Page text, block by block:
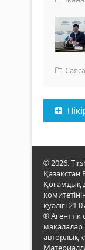
© 2026.
Қазақстан
Қоғамдық
куәлігі
®
авторлық